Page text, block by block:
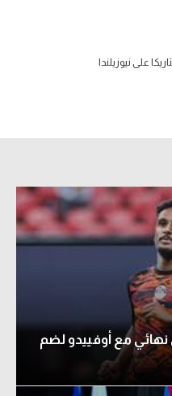
على نيوزيلندا
مع أوفييدو لضم